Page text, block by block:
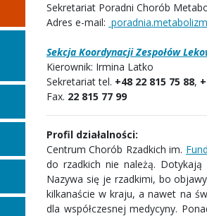
Sekretariat Poradni Chorób
Adres e-mail:
Sekcja Koordynacji Zespołów
Kierownik: Irmina Latko
Sekretariat tel. +48 22 815 75 88,
Fax. 22 815 77 99
Profil działalności:
Centrum Chorób Rzadkich im.
do rzadkich nie należą.
Nazywa się je rzadkimi, bo
kilkanaście w kraju, a nawet na
dla współczesnej medycyny.